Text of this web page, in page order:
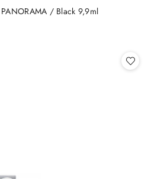
/ Black 9,9ml